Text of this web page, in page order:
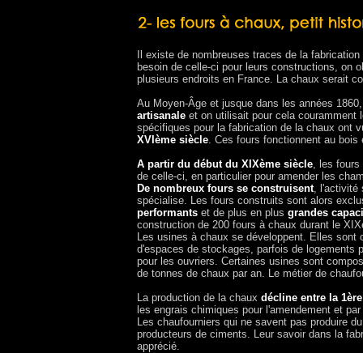
Il existe de nombreuses traces de la
besoin de celle-ci pour leurs constructions, on
plusieurs endroits en France. La chaux serait
Au Moyen-Âge et jusque dans les années
artisanale et on utilisait pour cela couramment
spécifiques pour la fabrication de la chaux ont
XVIème siècle. Ces fours fonctionnent au
A partir du début du XIXème siècle, les
de celle-ci, en particulier pour amender les
De nombreux fours se construisent, l'activité
spécialise. Les fours construits sont alors
performants et de plus en plus grandes
construction de 200 fours à chaux durant le
Les usines à chaux se développent. Elles
d'espaces de stockages, parfois de logements
pour les ouvriers. Certaines usines sont
de tonnes de chaux par an. Le métier de
La production de la chaux décline entre la
les engrais chimiques pour l'amendement et
Les chaufourniers qui ne savent pas produire
producteurs de ciments. Leur savoir dans la
apprécié.